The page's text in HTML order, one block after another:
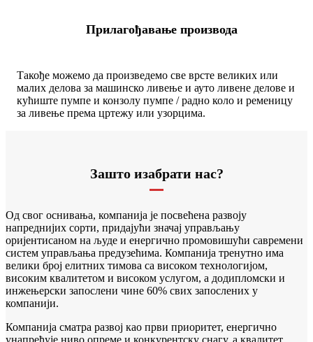
Прилагођавање производа
Такође можемо да произведемо све врсте великих или
малих делова за машинско ливење и ауто ливене делове и
кућиште пумпе и конзолу пумпе / радно коло и ременицу
за ливење према цртежу или узорцима.
Зашто изабрати нас?
Од свог оснивања, компанија је посвећена развоју
напреднијих сорти, придајући значај управљању
оријентисаном на људе и енергично промовишући савремени
систем управљања предузећима. Компанија тренутно има
велики број елитних тимова са високом технологијом,
високим квалитетом и високом услугом, а додипломски и
инжењерски запослени чине 60% свих запослених у
компанији.
Компанија сматра развој као први приоритет, енергично
унапређује ниво опреме и конкурентску снагу, а квалитет